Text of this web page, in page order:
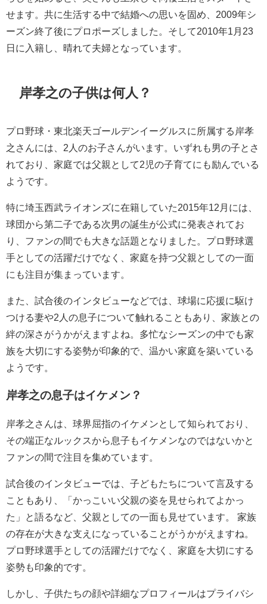
せます。共に生活する中で結婚への思いを固め、2009年シ
ーズン終了後にプロポーズしました。そして2010年1月23
日に入籍し、晴れて夫婦となっています。
岸孝之の子供は何人？
プロ野球・東北楽天ゴールデンイーグルスに所属する岸孝
之さんには、2人のお子さんがいます。いずれも男の子とさ
れており、家庭では父親として2児の子育てにも励んでいる
ようです。
特に埼玉西武ライオンズに在籍していた2015年12月には、
球団から第二子である次男の誕生が公式に発表されてお
り、ファンの間でも大きな話題となりました。プロ野球選
手としての活躍だけでなく、家庭を持つ父親としての一面
にも注目が集まっています。
また、試合後のインタビューなどでは、球場に応援に駆け
つける妻や2人の息子について触れることもあり、家族との
絆の深さがうかがえますよね。多忙なシーズンの中でも家
族を大切にする姿勢が印象的で、温かい家庭を築いている
ようです。
岸孝之の息子はイケメン？
岸孝之さんは、球界屈指のイケメンとして知られており、
その端正なルックスから息子もイケメンなのではないかと
ファンの間で注目を集めています。
試合後のインタビューでは、子どもたちについて言及する
こともあり、「かっこいい父親の姿を見せられてよかっ
た」と語るなど、父親としての一面も見せています。 家族
の存在が大きな支えになっていることがうかがえますね。
プロ野球選手としての活躍だけでなく、家庭を大切にする
姿勢も印象的です。
しかし、子供たちの顔や詳細なプロフィールはプライバシ